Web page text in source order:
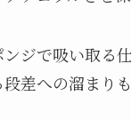
ジで吸い取る
差への溜まりも